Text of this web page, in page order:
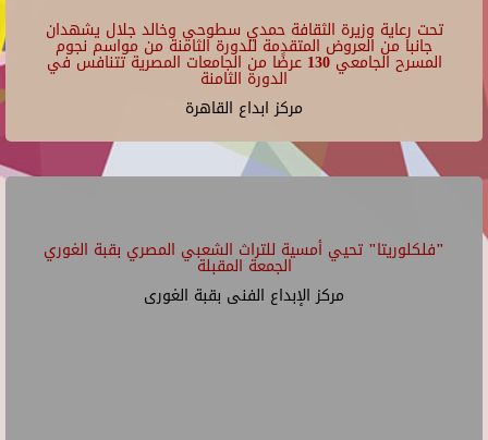
تحت رعاية وزيرة الثقافة حمدي سطوحي وخالد جلال يشهدان
جانبا من العروض المتقدمة للدورة الثامنة من مواسم نجوم
المسرح الجامعي 130 عرضًا من الجامعات المصرية تتنافس في
الدورة الثامنة
مركز ابداع القاهرة
"فلكلوريتا" تحيي أمسية للتراث الشعبي المصري بقبة الغوري
الجمعة المقبلة
مركز الإبداع الفنى بقبة الغورى